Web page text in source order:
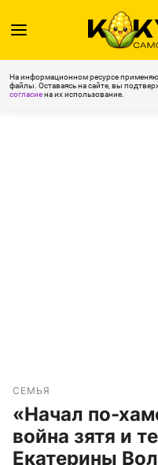
На информационном ресурсе
файлы. Оставаясь на сайте, вы
согласиена их использование.
СЕМЬЯ
«Начал по-
война зятя и
Екатерины